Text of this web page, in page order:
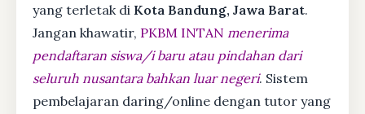
yang terletak di Kota Bandung, Jawa Barat.
Jangan khawatir, PKBM INTAN menerima
pendaftaran siswa/i baru atau pindahan dari
seluruh nusantara bahkan luar negeri. Sistem
pembelajaran daring/online dengan tutor yang